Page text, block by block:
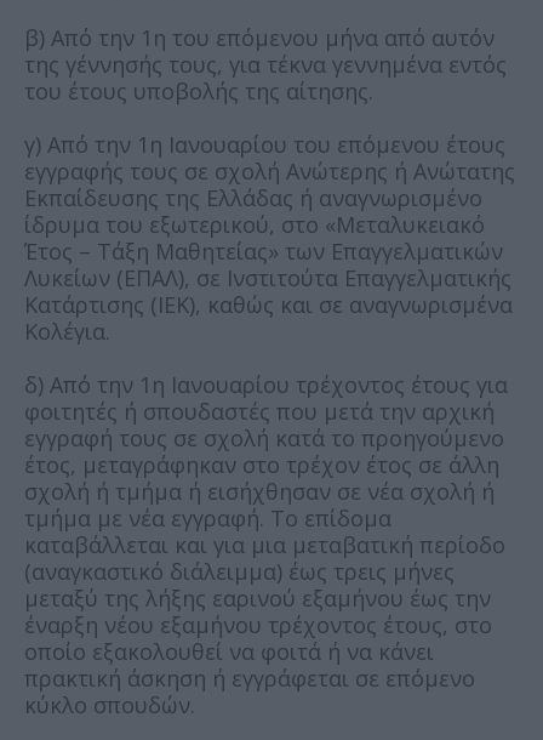
β) Από την 1η του επόμενου μήνα από αυτόν
της γέννησής τους, για τέκνα γεννημένα εντός
του έτους υποβολής της αίτησης.
γ) Από την 1η Ιανουαρίου του επόμενου έτους
εγγραφής τους σε σχολή Ανώτερης ή Ανώτατης
Εκπαίδευσης της Ελλάδας ή αναγνωρισμένο
ίδρυμα του εξωτερικού, στο «Μεταλυκειακό
Έτος – Τάξη Μαθητείας» των Επαγγελματικών
Λυκείων (ΕΠΑΛ), σε Ινστιτούτα Επαγγελματικής
Κατάρτισης (ΙΕΚ), καθώς και σε αναγνωρισμένα
Κολέγια.
δ) Από την 1η Ιανουαρίου τρέχοντος έτους για
φοιτητές ή σπουδαστές που μετά την αρχική
εγγραφή τους σε σχολή κατά το προηγούμενο
έτος, μεταγράφηκαν στο τρέχον έτος σε άλλη
σχολή ή τμήμα ή εισήχθησαν σε νέα σχολή ή
τμήμα με νέα εγγραφή. Το επίδομα
καταβάλλεται και για μια μεταβατική περίοδο
(αναγκαστικό διάλειμμα) έως τρεις μήνες
μεταξύ της λήξης εαρινού εξαμήνου έως την
έναρξη νέου εξαμήνου τρέχοντος έτους, στο
οποίο εξακολουθεί να φοιτά ή να κάνει
πρακτική άσκηση ή εγγράφεται σε επόμενο
κύκλο σπουδών.